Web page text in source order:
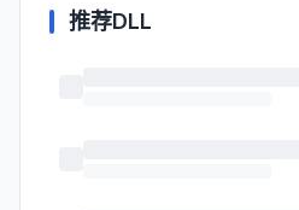
推荐DLL